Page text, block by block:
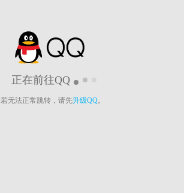
正在前往QQ
若无法正常跳转，请先升级QQ。